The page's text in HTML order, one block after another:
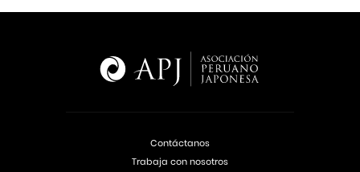
Contáctanos
Trabaja con nosotros